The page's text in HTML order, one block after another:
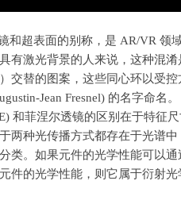
和超表面的别称，是 AR/VR 领
有激光背景的人来说，这种混
交替的图案，这些同心环以受
Jean Fresnel) 的名字命名。
和菲涅尔透镜的区别在于特征
两种光传播方式都存在于光谱
类。如果元件的光学性能可以
件的光学性能，则它属于衍射光